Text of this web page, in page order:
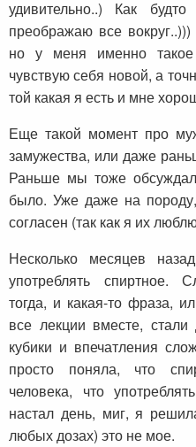
удивительно..) Как
преображаю все
но у меня именно
чувствую себя новой, а
той какая я есть и мне
Еще такой момент про
замужества, или даже
Раньше мы тоже
было. Уже даже на
согласен (так как я их
Несколько месяцев
употреблять спиртное.
тогда, и какая-то фраза,
все лекции вместе,
кубики и впечатления
просто поняла, что
человека, что
настал день, миг, я
любых дозах) это не мое.